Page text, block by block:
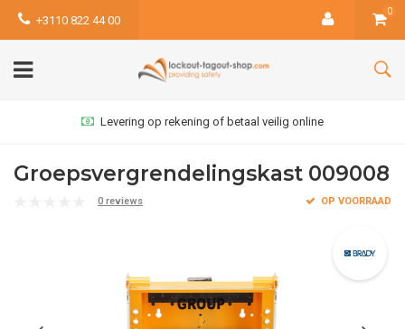
+3110 822 44 00
0
Levering op rekening of betaal veilig online
Groepsvergrendelingskast 009008
0 reviews OP VOORRAAD